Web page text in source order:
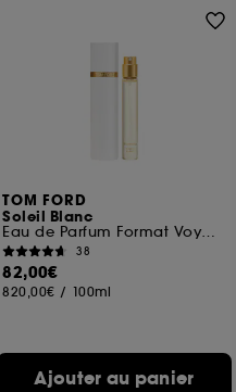
TOM FORD
Soleil Blanc
Eau de Parfum Format Voyage
38
82,00€
820,00€ / 100ml
Ajouter au panier